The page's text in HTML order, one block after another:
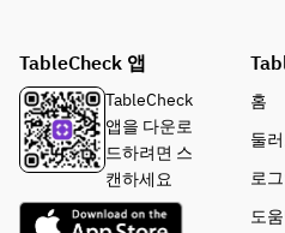
TableCheck 앱
TableCheck
앱을 다운로
드하려면 스
캔하세요
홈
둘
로
도